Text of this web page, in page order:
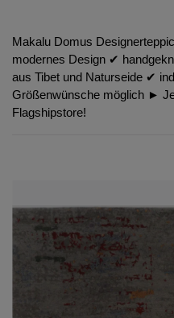
Makalu Domus
modernes Design ✔︎
aus Tibet und Naturseide ✔︎
Größenwünsche möglich ►
Flagshipstore!